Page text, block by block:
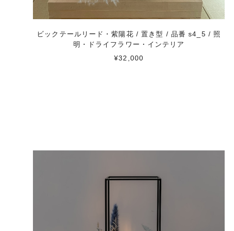
ビックテールリード・紫陽花 / 置き型 / 品番 s4_5 / 照
明・ドライフラワー・インテリア
¥32,000